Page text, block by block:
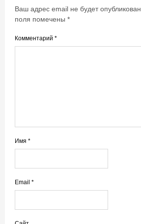
Ваш адрес email не будет опубликован.
поля помечены *
Комментарий *
Имя *
Email *